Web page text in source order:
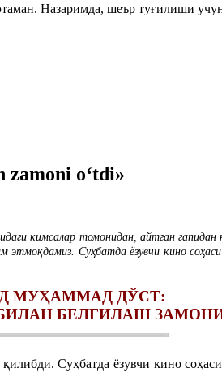
Назаримда, шеър туғилиши
zamoni o‘tdi»
кимсалар томонидан, айтган
Суҳбатда ёзувчи кино
МУҲАММАД ДЎСТ:
БЕЛГИЛАШ
Суҳбатда ёзувчи кино